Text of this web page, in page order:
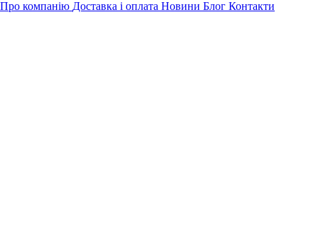
Про компанію Доставка і оплата Новини Блог Контакти